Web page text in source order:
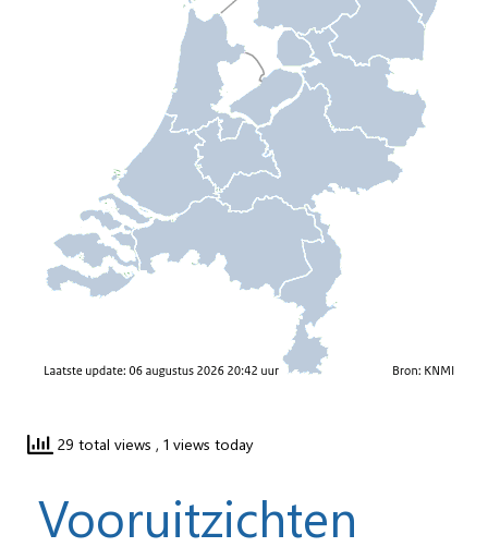
29 total views , 1 views today
Vooruitzichten